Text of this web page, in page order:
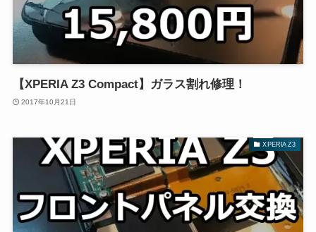
【XPERIA Z3 Compact】ガラス割れ修理！
2017年10月21日
XPERIA Z3